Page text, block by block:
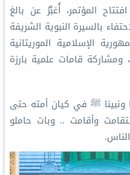
المؤتمر، أُعَبِّرُ عن بالغ
بالسيرة النبوية الشريفة
الإسلامية الموريتانية
ومشاركة قامات علمية بارزة
ﷺ في كيان أمته حتى
وأقامت .. وبات حاملو